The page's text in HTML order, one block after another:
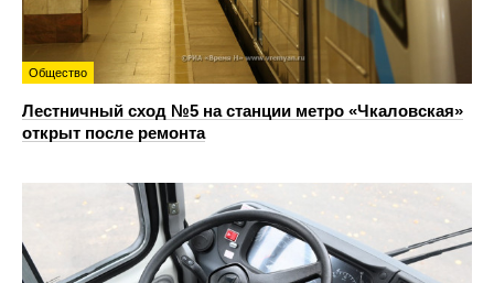
Общество
Лестничный сход №5 на станции метро «Чкаловская»
открыт после ремонта